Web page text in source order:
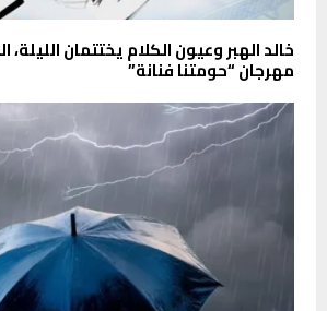
مهرجان “حومتنا فنانة”